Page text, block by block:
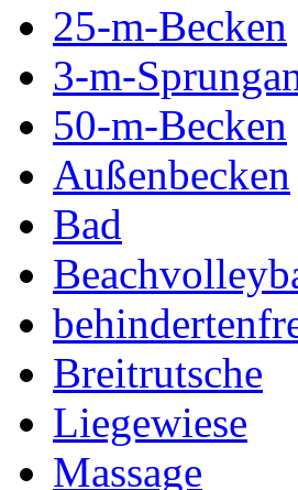
25-m-Becken
3-m-
50-m-Becken
Außenbecken
Bad
Breitrutsche
Liegewiese
Massage